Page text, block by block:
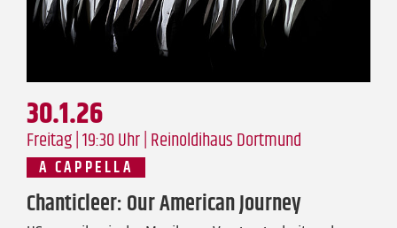
Chanticleer: Our American Journey
30.1.26
Freitag | 19:30 Uhr | Reinoldihaus Dortmund
A CAPPELLA